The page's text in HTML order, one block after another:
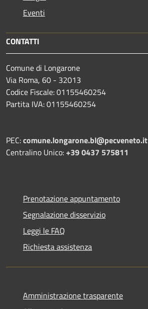
Eventi
CONTATTI
Comune di Longarone
Via Roma, 60 - 32013
Codice Fiscale: 01155460254
Partita IVA: 01155460254
PEC:comune.longarone.bl@pecveneto.it
Centralino Unico:+39 0437 575811
Prenotazione appuntamento
Segnalazione disservizio
Leggi le FAQ
Richiesta assistenza
Amministrazione trasparente